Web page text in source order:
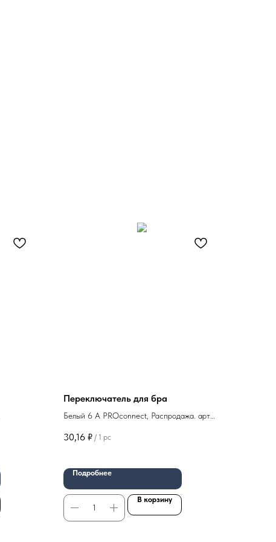
Переключатель для бра
Белый 6 А PROconnect, Распродажа. арт
30,16 ₽ / 1 pc
Подробнее
В корзину